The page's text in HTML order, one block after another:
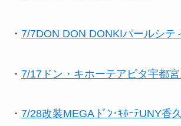
・ 7/7DON DON DONKIパールシテ
・ 7/17ドン・キホーテアピタ宇都
・ 7/28改装MEGA ﾄﾞﾝ･ｷﾎｰﾃUNY香